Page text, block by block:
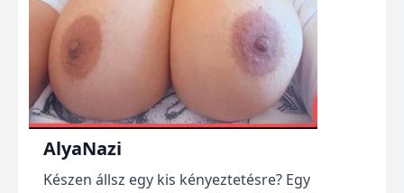
AlyaNazi
Készen állsz egy kis kényeztetésre? Egy